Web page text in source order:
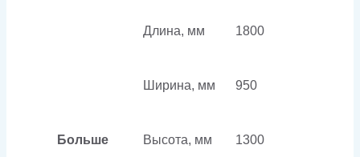
Больше
Длина, мм 1800
Ширина, мм 950
Высота, мм 1300